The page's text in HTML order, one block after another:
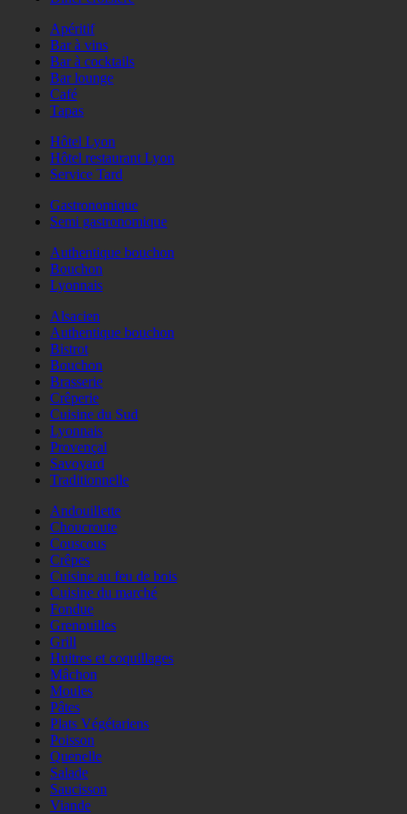
Apéritif
Bar à vins
Bar à cocktails
Bar lounge
Café
Tapas
Hôtel Lyon
Hôtel restaurant Lyon
Service Tard
Gastronomique
Semi gastronomique
Authentique bouchon
Bouchon
Lyonnais
Alsacien
Authentique bouchon
Bistrot
Bouchon
Brasserie
Crêperie
Cuisine du Sud
Lyonnais
Provençal
Savoyard
Traditionnelle
Andouillette
Choucroute
Couscous
Crêpes
Cuisine au feu de bois
Cuisine du marché
Fondue
Grenouilles
Grill
Huitres et coquillages
Mâchon
Moules
Pâtes
Plats Végétariens
Poisson
Quenelle
Salade
Saucisson
Viande